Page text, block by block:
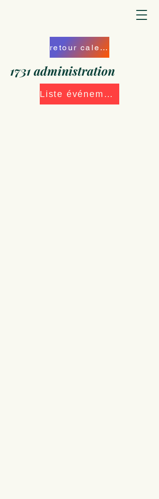
retour calendrier
1731 administration
Liste événements